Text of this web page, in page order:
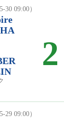
30 09:00）
2
29 09:00）